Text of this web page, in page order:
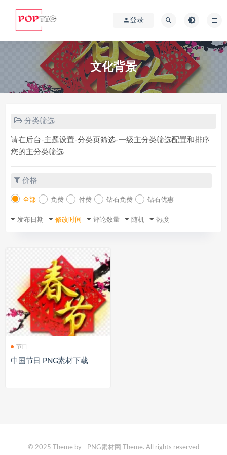
登录
文化背景
分类筛选
请在后台-主题设置-分类页筛选-一级主分类筛选配置和排序
您的主分类筛选
价格
全部 免费 付费 钻石免费 钻石优惠
发布日期 修改时间 评论数量 随机 热度
节日
中国节日 PNG素材下载
© 2025 Theme by - PNG素材网 Theme. All rights reserved